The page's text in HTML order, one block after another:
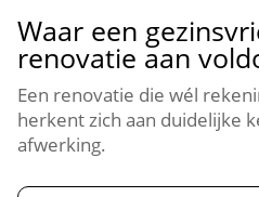
Waar een
renovatie aan
Een renovatie die wél
herkent zich aan duidelijke
afwerking.​